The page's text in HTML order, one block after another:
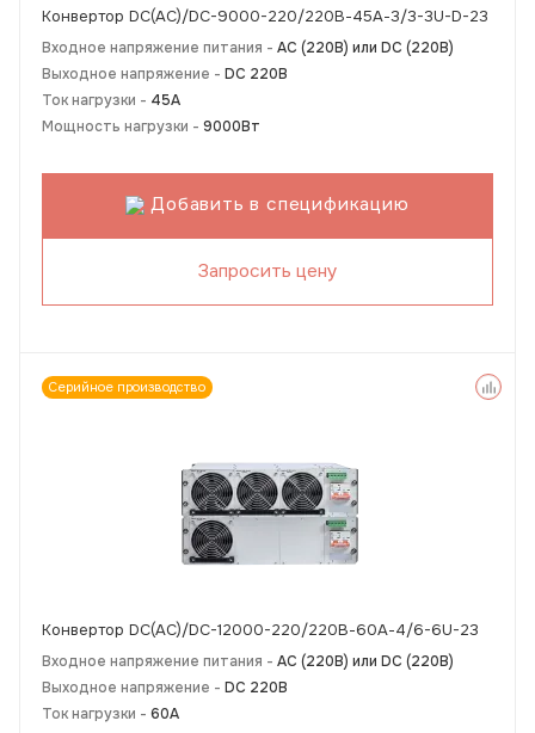
Конвертор DC(AC)/DC-9000-220/220В-45А-3/3-3U-D-23
Входное напряжение питания - АС (220В) или DC (220В)
Выходное напряжение - DC 220В
Ток нагрузки - 45А
Мощность нагрузки - 9000Вт
Добавить в спецификацию
Запросить цену
Серийное производство
Конвертор DC(AC)/DC-12000-220/220В-60А-4/6-6U-23
Входное напряжение питания - АС (220В) или DC (220В)
Выходное напряжение - DC 220В
Ток нагрузки - 60А